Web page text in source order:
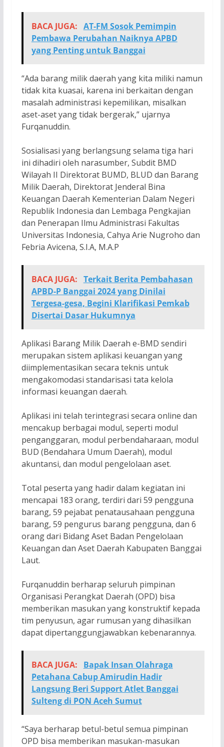
BACA JUGA: AT-FM Sosok Pemimpin
Pembawa Perubahan Naiknya APBD
yang Penting untuk Banggai
“Ada barang milik daerah yang kita miliki namun
tidak kita kuasai, karena ini berkaitan dengan
masalah administrasi kepemilikan, misalkan
aset-aset yang tidak bergerak,” ujarnya
Furqanuddin.
Sosialisasi yang berlangsung selama tiga hari
ini dihadiri oleh narasumber, Subdit BMD
Wilayah II Direktorat BUMD, BLUD dan Barang
Milik Daerah, Direktorat Jenderal Bina
Keuangan Daerah Kementerian Dalam Negeri
Republik Indonesia dan Lembaga Pengkajian
dan Penerapan Ilmu Administrasi Fakultas
Universitas Indonesia, Cahya Arie Nugroho dan
Febria Avicena, S.I.A, M.Α.Ρ
BACA JUGA: Terkait Berita Pembahasan
APBD-P Banggai 2024 yang Dinilai
Tergesa-gesa, Begini Klarifikasi Pemkab
Disertai Dasar Hukumnya
Aplikasi Barang Milik Daerah e-BMD sendiri
merupakan sistem aplikasi keuangan yang
diimplementasikan secara teknis untuk
mengakomodasi standarisasi tata kelola
informasi keuangan daerah.
Aplikasi ini telah terintegrasi secara online dan
mencakup berbagai modul, seperti modul
penganggaran, modul perbendaharaan, modul
BUD (Bendahara Umum Daerah), modul
akuntansi, dan modul pengelolaan aset.
Total peserta yang hadir dalam kegiatan ini
mencapai 183 orang, terdiri dari 59 pengguna
barang, 59 pejabat penatausahaan pengguna
barang, 59 pengurus barang pengguna, dan 6
orang dari Bidang Aset Badan Pengelolaan
Keuangan dan Aset Daerah Kabupaten Banggai
Laut.
Furqanuddin berharap seluruh pimpinan
Organisasi Perangkat Daerah (OPD) bisa
memberikan masukan yang konstruktif kepada
tim penyusun, agar rumusan yang dihasilkan
dapat dipertanggungjawabkan kebenarannya.
BACA JUGA:
Bapak Insan Olahraga
Petahana Cabup Amirudin Hadir
Langsung Beri Support Atlet Banggai
Sulteng di PON Aceh Sumut
“Saya berharap betul-betul semua pimpinan
OPD bisa memberikan masukan-masukan